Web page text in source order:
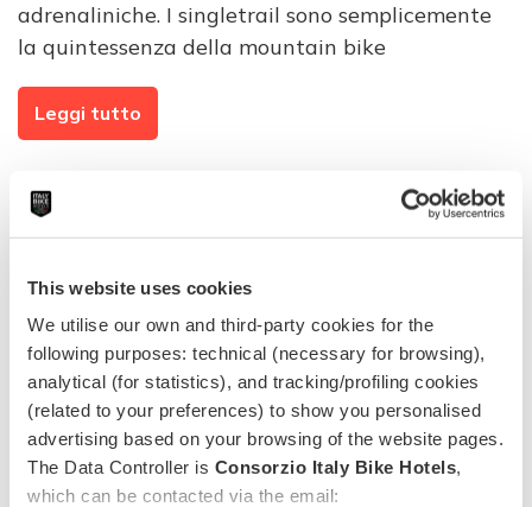
This website uses cookies
We utilise our own and third-party cookies for the
following purposes: technical (necessary for browsing),
analytical (for statistics), and tracking/profiling cookies
(related to your preferences) to show you personalised
advertising based on your browsing of the website pages.
The Data Controller is Consorzio Italy Bike Hotels,
which can be contacted via the email:
adrenaliniche. I singletrail sono semplicemente
la quintessenza della mountain bike
Leggi tutto